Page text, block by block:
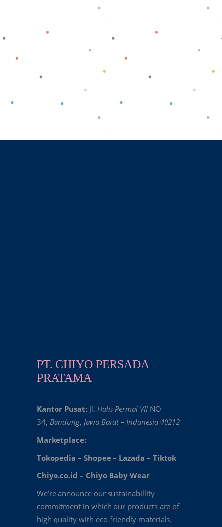
PT. CHIYO PERSADA
PRATAMA
Kantor Pusat: Jl. Holis Permai VII NO
34, Bandung, Jawa Barat – Indonesia 40212
Marketplace:
Tokopedia – Shopee – Lazada – Tiktok
Chiyo.co.id – Chiyo Baby Wear
We’re announce our sustainabillity
commitment in which our products are of
high quality with eco-friendly materials.